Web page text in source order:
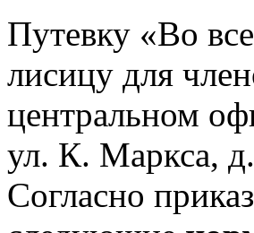
Путевку «Во
лисицу для
центральном
ул. К. Маркса,
Согласно